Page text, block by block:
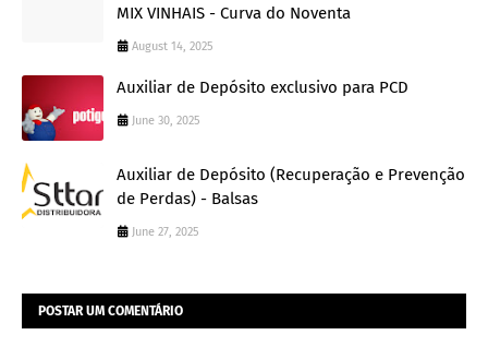
MIX VINHAIS - Curva do Noventa
August 14, 2025
Auxiliar de Depósito exclusivo para PCD
June 30, 2025
Auxiliar de Depósito (Recuperação e Prevenção
de Perdas) - Balsas
June 27, 2025
POSTAR UM COMENTÁRIO